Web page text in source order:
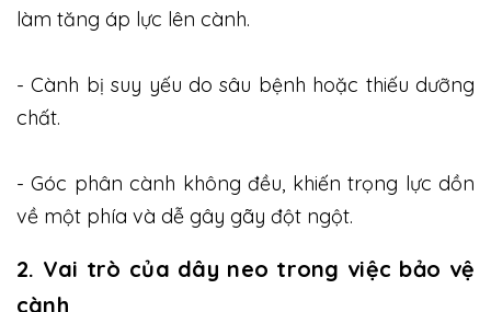
làm tăng áp lực lên cành.
- Cành bị suy yếu do sâu bệnh hoặc thiếu dưỡng
chất.
- Góc phân cành không đều, khiến trọng lực dồn
về một phía và dễ gây gãy đột ngột.
2. Vai trò của dây neo trong việc bảo vệ
cành